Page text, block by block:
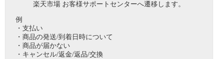
楽天市場 お客様サポートセンターへ遷移します。
例
・支払い
・商品の発送/到着日時について
・商品が届かない
・キャンセル/返金/返品/交換